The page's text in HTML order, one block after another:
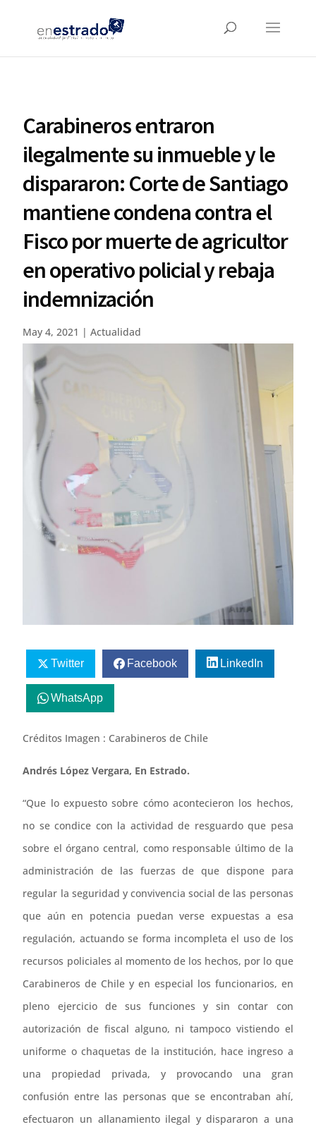
Carabineros entraron
ilegalmente su inmueble y le
dispararon: Corte de Santiago
mantiene condena contra el
Fisco por muerte de agricultor
en operativo policial y rebaja
indemnización
May 4, 2021 |Actualidad
Twitter Facebook LinkedIn
WhatsApp
Créditos Imagen : Carabineros de Chile
Andrés López Vergara, En Estrado.
“Que lo expuesto sobre cómo acontecieron los hechos,
no se condice con la actividad de resguardo que pesa
sobre el órgano central, como responsable último de la
administración de las fuerzas de que dispone para
regular la seguridad y convivencia social de las personas
que aún en potencia puedan verse expuestas a esa
regulación, actuando se forma incompleta el uso de los
recursos policiales al momento de los hechos, por lo que
Carabineros de Chile y en especial los funcionarios, en
pleno ejercicio de sus funciones y sin contar con
autorización de fiscal alguno, ni tampoco vistiendo el
uniforme o chaquetas de la institución, hace ingreso a
una propiedad privada, y provocando una gran
confusión entre las personas que se encontraban ahí,
efectuaron un allanamiento ilegal y dispararon a una